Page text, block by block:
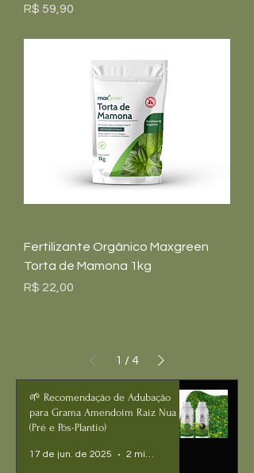
Preço
R$ 59,90
Fertilizante Orgânico Maxgreen
Torta de Mamona 1kg
Preço
R$ 22,00
1 /4
🌱 Recomendação de Adubação
para Grama Amendoim Raiz Nua
(Pré e Pós-Plantio)
17 de jun. de 2025 2 min de leitura